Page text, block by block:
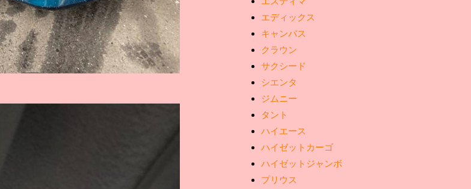
エディックス
キャンバス
クラウン
サクシード
シエンタ
ジムニー
タント
ハイエース
ハイゼットカーゴ
ハイゼットジャンボ
プリウス